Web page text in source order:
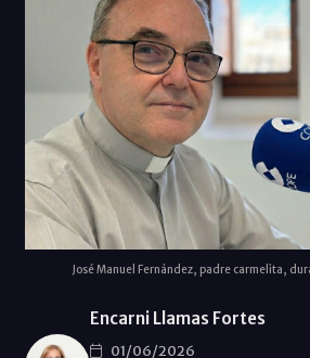
José Manuel Fernández, padre carmelita,
Encarni Llamas Fortes
01/06/2026